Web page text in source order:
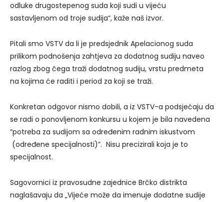
odluke drugostepenog suda koji sudi u vijeću
sastavljenom od troje sudija“, kaže naš izvor.
Pitali smo VSTV da li je predsjednik Apelacionog suda
prilikom podnošenja zahtjeva za dodatnog sudiju naveo
razlog zbog čega traži dodatnog sudiju, vrstu predmeta
na kojima će raditi i period za koji se traži.
Konkretan odgovor nismo dobili, a iz VSTV-a podsjećaju da
se radi o ponovljenom konkursu u kojem je bila navedena
“potreba za sudijom sa određenim radnim iskustvom
(određene specijalnosti)”. Nisu precizirali koja je to
specijalnost.
Sagovornici iz pravosudne zajednice Brčko distrikta
naglašavaju da „Vijeće može da imenuje dodatne sudije